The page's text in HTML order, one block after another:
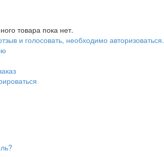
товара пока нет.
и голосовать, необходимо авторизоваться.